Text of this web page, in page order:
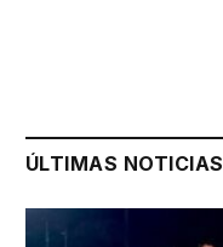
ÚLTIMAS NOTICIAS